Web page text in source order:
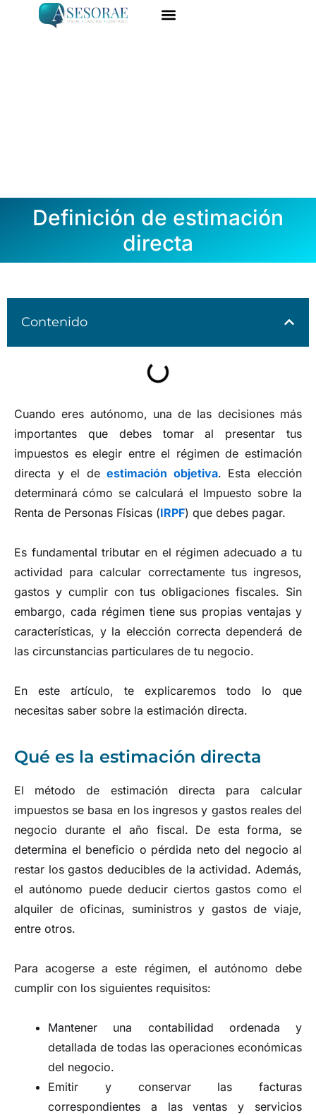
Definición de estimación
directa
Contenido
Cuando eres autónomo, una de las decisiones más
importantes que debes tomar al presentar tus
impuestos es elegir entre el régimen de estimación
directa y el deestimación objetiva. Esta elección
determinará cómo se calculará el Impuesto sobre la
Renta de Personas Físicas (IRPF) que debes pagar.
Es fundamental tributar en el régimen adecuado a tu
actividad para calcular correctamente tus ingresos,
gastos y cumplir con tus obligaciones fiscales. Sin
embargo, cada régimen tiene sus propias ventajas y
características, y la elección correcta dependerá de
las circunstancias particulares de tu negocio.
En este artículo, te explicaremos todo lo que
necesitas saber sobre la estimación directa.
Qué es la estimación directa
El método de estimación directa para calcular
impuestos se basa en los ingresos y gastos reales del
negocio durante el año fiscal. De esta forma, se
determina el beneficio o pérdida neto del negocio al
restar los gastos deducibles de la actividad. Además,
el autónomo puede deducir ciertos gastos como el
alquiler de oficinas, suministros y gastos de viaje,
entre otros.
Para acogerse a este régimen, el autónomo debe
cumplir con los siguientes requisitos:
Mantener una contabilidad ordenada y
detallada de todas las operaciones económicas
del negocio.
Emitir y conservar las facturas
correspondientes a las ventas y servicios